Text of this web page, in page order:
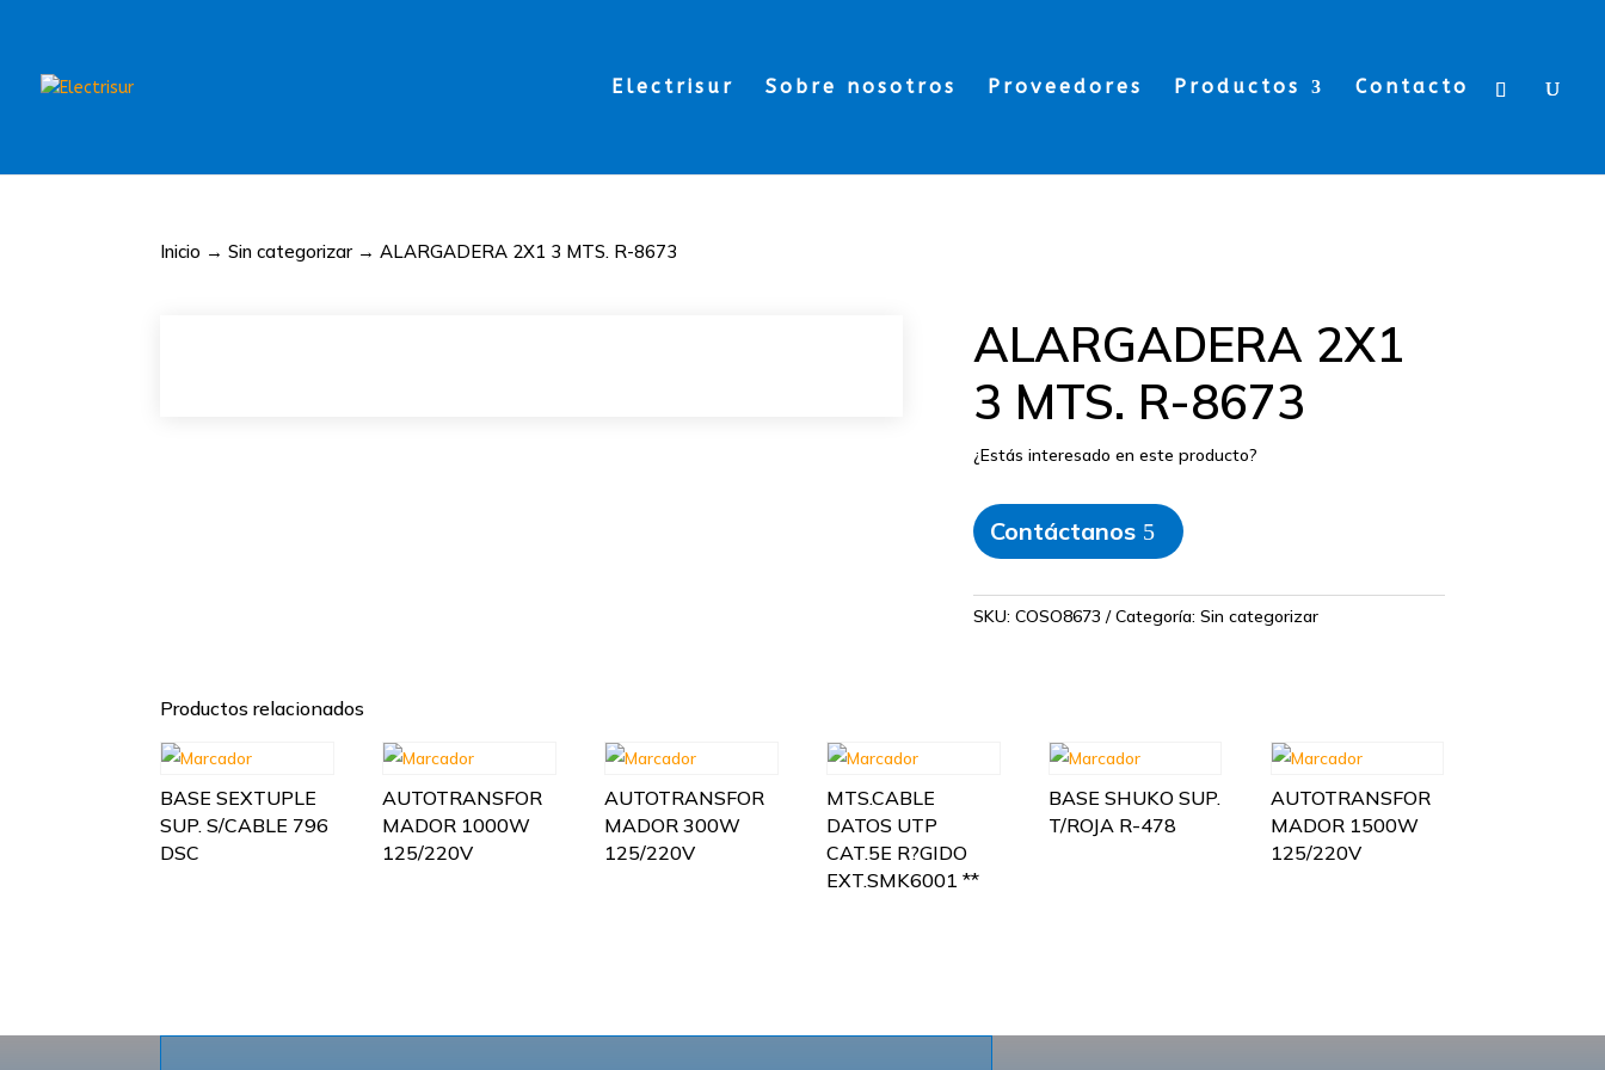
Electrisur Sobre nosotros Proveedores Productos Contacto
Inicio →Sin categorizar → ALARGADERA 2X1 3 MTS. R-8673
ALARGADERA 2X1
3 MTS. R-8673
¿Estás interesado en este producto?
Contáctanos
SKU: COSO8673 Categoría: Sin categorizar
Productos relacionados
BASE SEXTUPLE
SUP. S/CABLE 796
DSC
AUTOTRANSFOR
MADOR 1000W
125/220V
AUTOTRANSFOR
MADOR 300W
125/220V
MTS.CABLE
DATOS UTP
CAT.5E R?GIDO
EXT.SMK6001 **
BASE SHUKO SUP.
T/ROJA R-478
AUTOTRANSFOR
MADOR 1500W
125/220V